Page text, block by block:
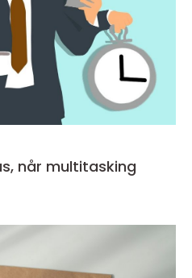
når multitasking